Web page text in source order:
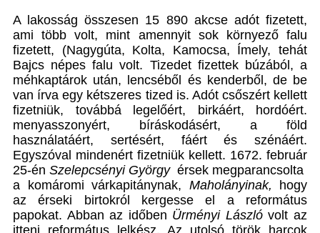
A lakosság összesen 15 890 akcse adót fizetett,
ami több volt, mint amennyit sok környező falu
fizetett, (Nagygúta, Kolta, Kamocsa, Ímely, tehát
Bajcs népes falu volt. Tizedet fizettek búzából, a
méhkaptárok után, lencséből és kenderből, de be
van írva egy kétszeres tized is. Adót csőszért kellett
fizetniük, továbbá legelőért, birkáért, hordóért.
menyasszonyért, bíráskodásért, a föld
használatáért, sertésért, fáért és szénáért.
Egyszóval mindenért fizetniük kellett. 1672. február
25-én Szelepcsényi György érsek megparancsolta
a komáromi várkapitánynak, Maholányinak, hogy
az érseki birtokról kergesse el a református
papokat. Abban az időben Ürményi Lászlóvolt az
itteni református lelkész. Az utolsó török harcok